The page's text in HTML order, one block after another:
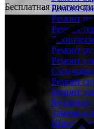
Ремонт
Ремонт
Ремонт
Ремонт
Ремонт
Сход-
Ремонт
Ремонт
Кузовной
Замена
Бесплатная